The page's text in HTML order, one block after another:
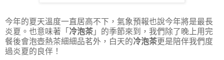
今年的夏天溫度一直居高不下，氣象預報也說今年將是最長
炎夏。也意味著「 冷泡茶 」的季節來到，我們除了晚上用完
餐後會泡壺熱茶細細品茗外，白天的冷泡茶更是陪伴我們度
過炎夏的良伴！